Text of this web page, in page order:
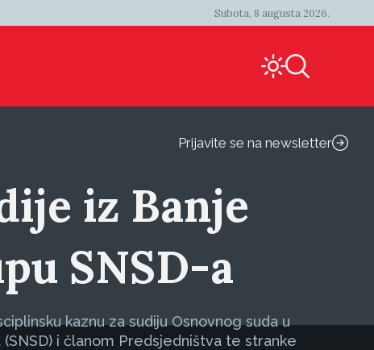
Subota, 8 augusta 2026.
Prijavite se na newsletter
iz Banje
SNSD-a
kaznu za sudiju Osnovnog suda u
i članom Predsjedništva te stranke